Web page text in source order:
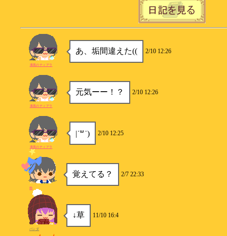
あ、垢間違えた(( 2/10 12:26
漆黒のティアラ
元気ーー！？ 2/10 12:26
漆黒のティアラ
|˙꒳​˙) 2/10 12:25
漆黒のティアラ
覚えてる？ 2/7 22:33
柿
↓草 11/10 16:4
パンダ